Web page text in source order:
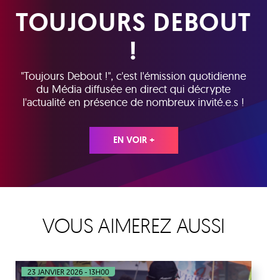
TOUJOURS DEBOUT
!
"Toujours Debout !", c'est l'émission quotidienne
du Média diffusée en direct qui décrypte
l'actualité en présence de nombreux invité.e.s !
EN VOIR +
VOUS AIMEREZ AUSSI
23 JANVIER 2026 - 13H00